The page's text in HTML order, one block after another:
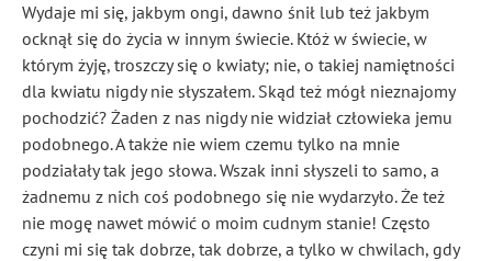
Wydaje mi się, jakbym ongi, dawno śnił lub też jakbym
ocknął się do życia w innym świecie. Któż w świecie, w
którym żyję, troszczy się o kwiaty; nie, o takiej namiętności
dla kwiatu nigdy nie słyszałem. Skąd też mógł nieznajomy
pochodzić? Żaden z nas nigdy nie widział człowieka jemu
podobnego. A także nie wiem czemu tylko na mnie
podziałały tak jego słowa. Wszak inni słyszeli to samo, a
żadnemu z nich coś podobnego się nie wydarzyło. Że też
nie mogę nawet mówić o moim cudnym stanie! Często
czyni mi się tak dobrze, tak dobrze, a tylko w chwilach, gdy